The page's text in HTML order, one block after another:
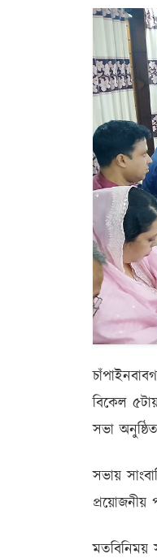
বিকেল
সভা
সভায়
প্রয়োজনীয়
মতবিনিময়